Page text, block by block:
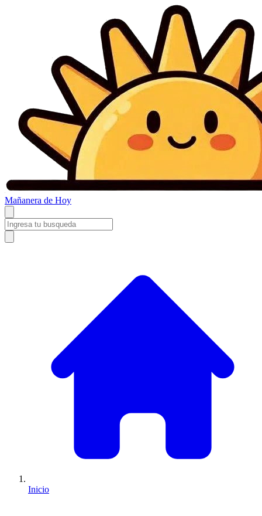
Mañanera de Hoy
Inicio